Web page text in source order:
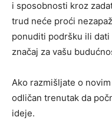
i sposobnosti kroz
trud neće proći
ponuditi podršku ili
značaj za vašu
Ako razmišljate o
odličan trenutak da
ideje.